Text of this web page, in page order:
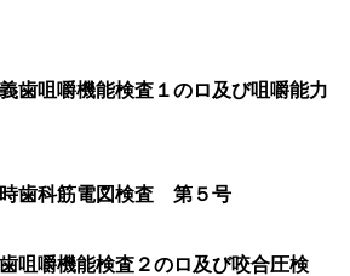
歯咀嚼機能検査１のロ及び咀嚼能力
時歯科筋電図検査 第５号
咀嚼機能検査２のロ及び咬合圧検